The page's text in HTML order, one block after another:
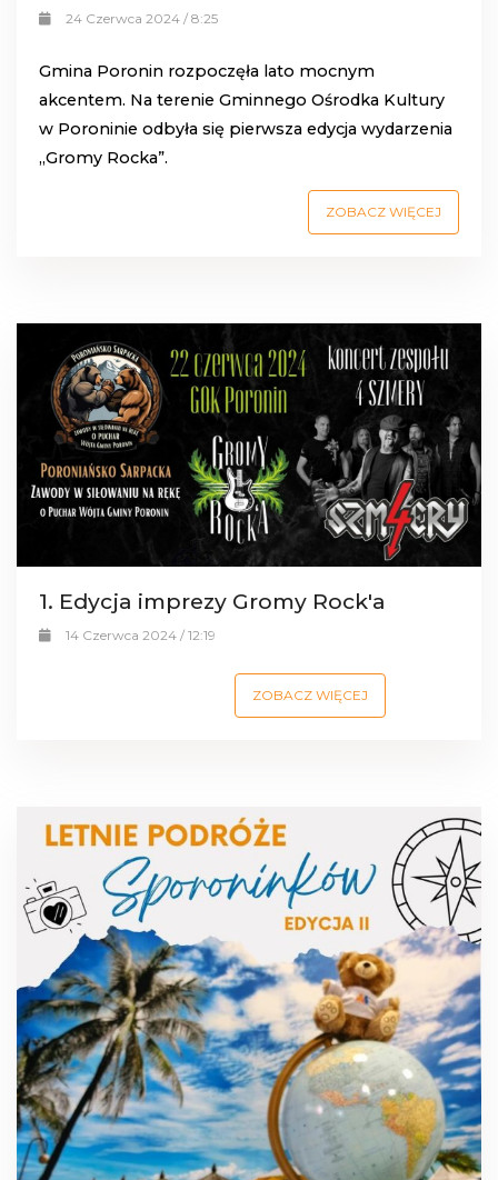
24 Czerwca 2024 / 8:25
Gmina Poronin rozpoczęła lato mocnym
akcentem. Na terenie Gminnego Ośrodka Kultury
w Poroninie odbyła się pierwsza edycja wydarzenia
„Gromy Rocka”.
ZOBACZ WIĘCEJ
1. Edycja imprezy Gromy Rock'a
14 Czerwca 2024 / 12:19
ZOBACZ WIĘCEJ